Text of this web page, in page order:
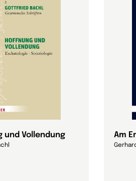
und Vollendung Am